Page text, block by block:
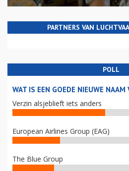
PARTNERS VAN
POLL
WAT IS EEN GOEDE NIEUWE NAAM
Verzin alsjeblieft iets anders
European Airlines Group (EAG)
The Blue Group